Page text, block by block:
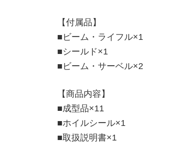
【付属品】
■ビーム・ライフル×1
■シールド×1
■ビーム・サーベル×2
【商品内容】
■成型品×11
■ホイルシール×1
■取扱説明書×1